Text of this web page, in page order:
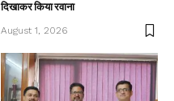
दिखाकर किया रवाना
August 1, 2026